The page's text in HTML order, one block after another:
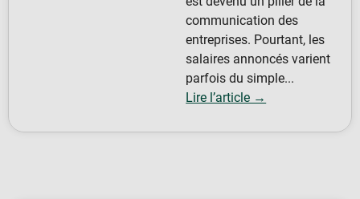
communication des
entreprises. Pourtant, les
salaires annoncés varient
parfois du simple...
Lire l’article →